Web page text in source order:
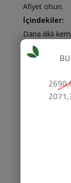
Afiyet olsun.
İçindekiler:
Dana ilikli
Soğan
Havuç
Sarımsak
Tane